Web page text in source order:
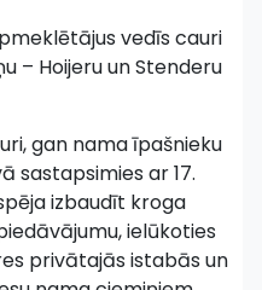
vedīs cauri
– Hoijeru un Stenderu
gan nama īpašnieku
sastapsimies ar 17.
izbaudīt kroga
ielūkoties
privātajās istabās un